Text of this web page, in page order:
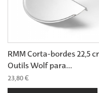
RMM Corta-bordes 22,5
Outils Wolf para...
23,80 €